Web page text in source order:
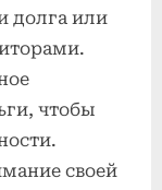
долга или
чтобы
своей